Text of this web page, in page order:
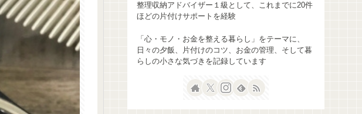
整理収納アドバイザー１級として、これまでに20件
ほどの片付けサポートを経験
「心・モノ・お金を整える暮らし」をテーマに、
日々の夕飯、片付けのコツ、お金の管理、そして暮
らしの小さな気づきを記録しています